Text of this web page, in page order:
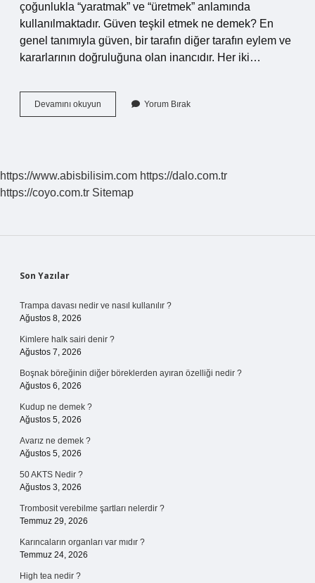
çoğunlukla “yaratmak” ve “üretmek” anlamında
kullanılmaktadır. Güven teşkil etmek ne demek? En
genel tanımıyla güven, bir tarafın diğer tarafın eylem ve
kararlarının doğruluğuna olan inancıdır. Her iki…
Devamını okuyun
Ne
Yorum Bırak
https://www.abisbilisim.com https://dalo.com.tr
https://coyo.com.tr Sitemap
Sidebar
Son Yazılar
Trampa davası nedir ve nasıl kullanılır ?
Ağustos 8, 2026
Kimlere halk sairi denir ?
Ağustos 7, 2026
Boşnak böreğinin diğer böreklerden ayıran özelliği nedir ?
Ağustos 6, 2026
Kudup ne demek ?
Ağustos 5, 2026
Avarız ne demek ?
Ağustos 5, 2026
50 AKTS Nedir ?
Ağustos 3, 2026
Trombosit verebilme şartları nelerdir ?
Temmuz 29, 2026
Karıncaların organları var mıdır ?
Temmuz 24, 2026
High tea nedir ?